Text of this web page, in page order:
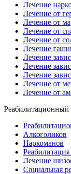
Лечение
Лечение от
Лечение от
Лечение от
Лечение от
Лечение
Лечение
Лечение
Лечение
Лечение от
Лечение от
Реабилитационный
Алкоголиков
Наркоманов
Лечение
Социальная